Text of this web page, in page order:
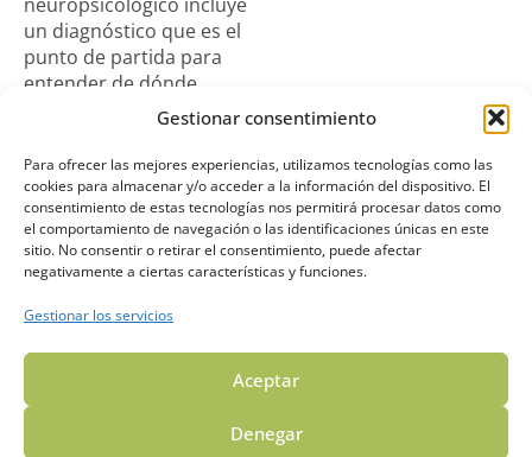
Gestionar consentimiento
Para ofrecer las mejores experiencias, utilizamos tecnologías como las
cookies para almacenar y/o acceder a la información del dispositivo. El
consentimiento de estas tecnologías nos permitirá procesar datos como
el comportamiento de navegación o las identificaciones únicas en este
sitio. No consentir o retirar el consentimiento, puede afectar
negativamente a ciertas características y funciones.
Gestionar los servicios
Aceptar
Denegar
un diagnóstico que es el
punto de partida para
entender de dónde
provienen nuestras
especialista incluye:
Descripción del patrón
de funcionamiento
cognitivo, conductual y
emocional que permite
determinar si existe un
cognitivo significativo.